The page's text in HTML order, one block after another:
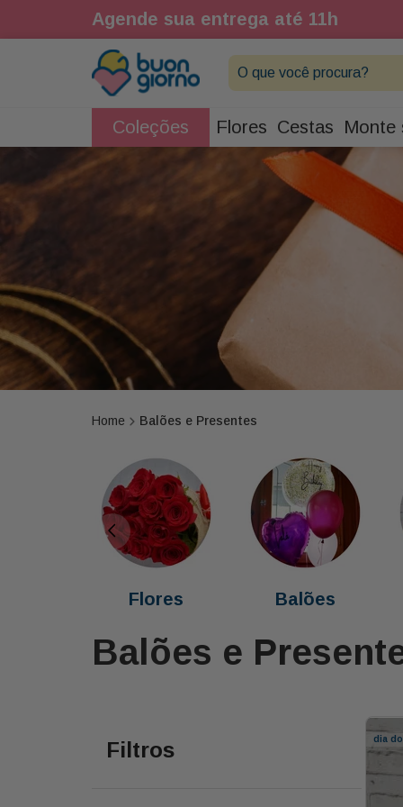
Agende sua entrega até 11h
O que você procura?
Coleções Flores Cestas Monte
Balões e Presentes
Flores Balões
Balões e
Filtros dia